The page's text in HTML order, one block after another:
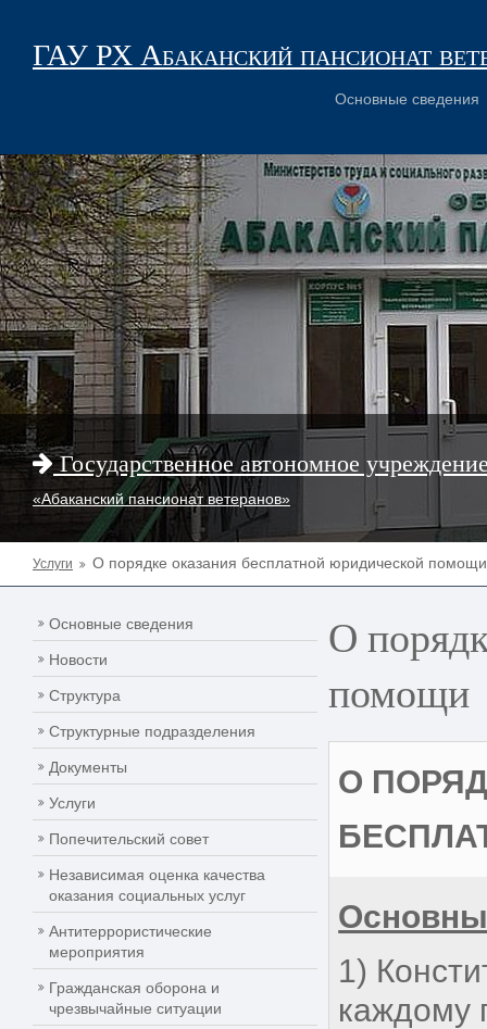
ГАУ РХ Абаканский пансионат
Основные сведения
Государственное автономное
«Абаканский пансионат ветеранов»
Услуги О порядке оказания бесплатной юридической помощи
Основные сведения
Новости
Структура
Структурные подразделения
Документы
Услуги
Попечительский совет
Независимая оценка качества
оказания социальных услуг
Антитеррористические
мероприятия
Гражданская оборона и
чрезвычайные ситуации
О
помощи
О
1)
каждому